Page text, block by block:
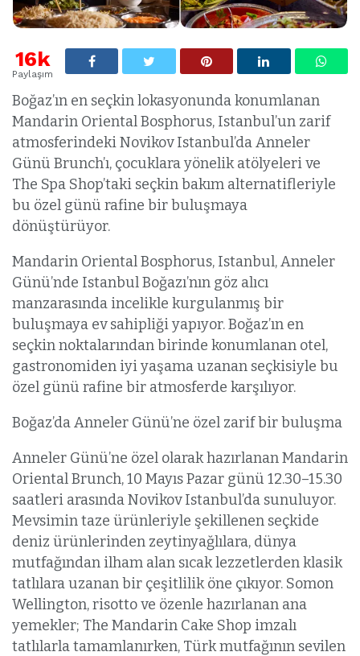
16k
Paylaşım
Boğaz’ın en seçkin lokasyonunda konumlanan
Mandarin Oriental Bosphorus, Istanbul’un zarif
atmosferindeki Novikov Istanbul’da Anneler
Günü Brunch’ı, çocuklara yönelik atölyeleri ve
The Spa Shop’taki seçkin bakım alternatifleriyle
bu özel günü rafine bir buluşmaya
dönüştürüyor.
Mandarin Oriental Bosphorus, Istanbul, Anneler
Günü’nde Istanbul Boğazı’nın göz alıcı
manzarasında incelikle kurgulanmış bir
buluşmaya ev sahipliği yapıyor. Boğaz’ın en
seçkin noktalarından birinde konumlanan otel,
gastronomiden iyi yaşama uzanan seçkisiyle bu
özel günü rafine bir atmosferde karşılıyor.
Boğaz’da Anneler Günü’ne özel zarif bir buluşma
Anneler Günü’ne özel olarak hazırlanan Mandarin
Oriental Brunch, 10 Mayıs Pazar günü 12.30–15.30
saatleri arasında Novikov Istanbul’da sunuluyor.
Mevsimin taze ürünleriyle şekillenen seçkide
deniz ürünlerinden zeytinyağlılara, dünya
mutfağından ilham alan sıcak lezzetlerden klasik
tatlılara uzanan bir çeşitlilik öne çıkıyor. Somon
Wellington, risotto ve özenle hazırlanan ana
yemekler; The Mandarin Cake Shop imzalı
tatlılarla tamamlanırken, Türk mutfağının sevilen